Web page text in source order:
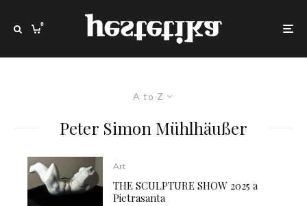
0
A to Z
Peter Simon Mühlhäußer
Art
THE SCULPTURE SHOW 2025 a
Pietrasanta